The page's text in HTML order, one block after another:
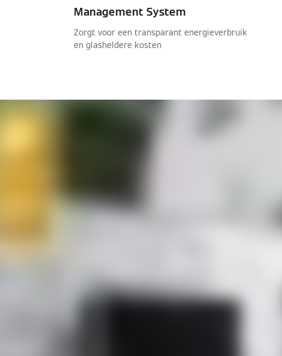
Management System
Zorgt voor een transparant energieverbruik
en glasheldere kosten